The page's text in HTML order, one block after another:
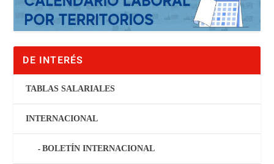
DE INTERÉS
TABLAS SALARIALES
INTERNACIONAL
BOLETÍN INTERNACIONAL